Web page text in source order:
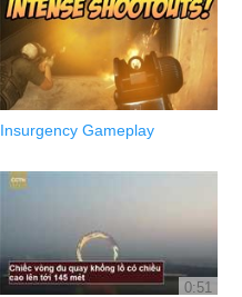
Insurgency Gameplay
0:51